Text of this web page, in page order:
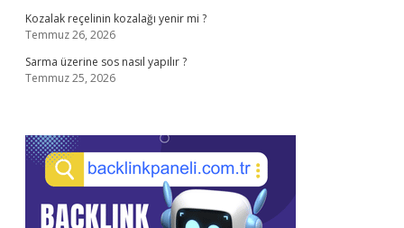
Kozalak reçelinin kozalağı yenir mi ?
Temmuz 26, 2026
Sarma üzerine sos nasıl yapılır ?
Temmuz 25, 2026